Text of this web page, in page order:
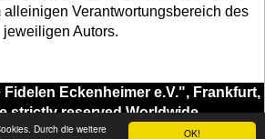
OK!
Durch die weitere
alleinigen Verantwortungsbereich des
jeweiligen Autors.
Eckenheimer e.V.", Frankfurt,
strictly reserved.Worldwide.
Schmidt -E-Mail: admin1@club-fidele-